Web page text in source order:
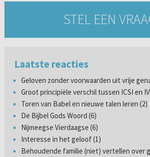
STEL EEN
Laatste reacties
Geloven zonder voorwaarden uit vrije
Groot principiële verschil tussen ICSI en
Toren van Babel en nieuwe talen leren (2)
De Bijbel Gods Woord (6)
Nijmeegse Vierdaagse (6)
Interesse in het geloof (1)
Behoudende familie (niet) vertellen over